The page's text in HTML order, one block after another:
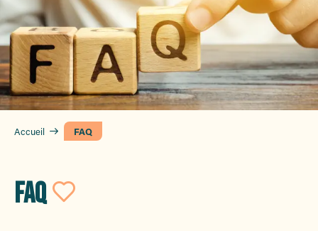
Accueil FAQ
FAQ Ajouter aux favoris